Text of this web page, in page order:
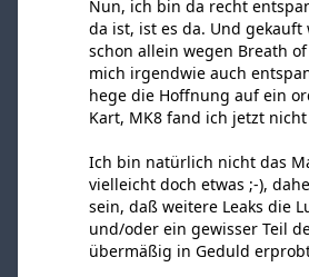
Nun, ich bin da recht
da ist, ist es da. Und
schon allein wegen Breath
mich irgendwie auch
hege die Hoffnung auf ein
Kart, MK8 fand ich jetzt
Ich bin natürlich nicht das
vielleicht doch etwas ;-),
sein, daß weitere Leaks die
und/oder ein gewisser Teil
übermäßig in Geduld